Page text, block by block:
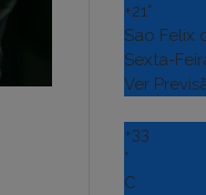
+21°
Sao Felix
Sexta-
Ver
+33
°
C